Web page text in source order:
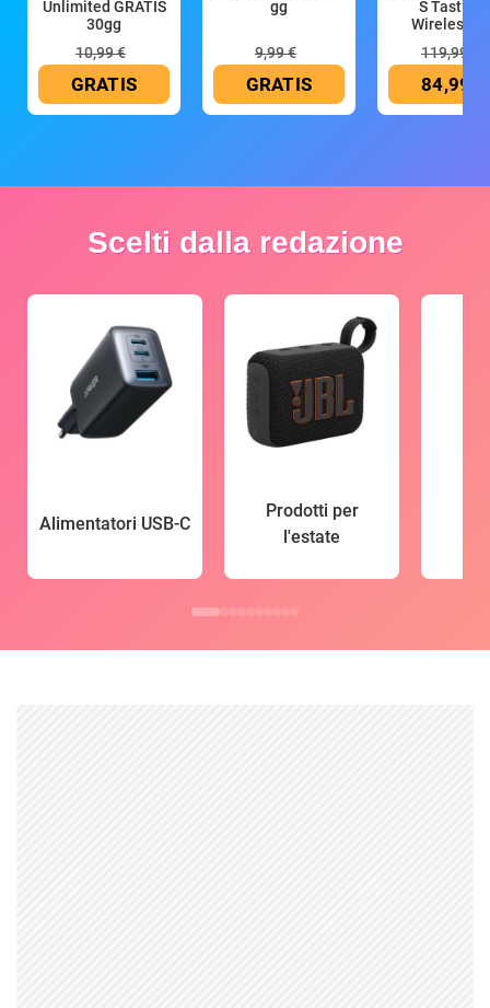
Unlimited GRATIS
30gg
10,99 €
GRATIS
gg
9,99 €
GRATIS
S Tastiera
Wireless
119,99 €
84,99 €
Scelti dalla redazione
Alimentatori USB-C
Prodotti per
l'estate